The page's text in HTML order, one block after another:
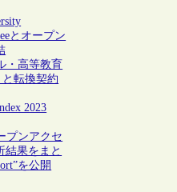
とオープン
・高等教育
転換契約
2023
プンアクセ
結果をまと
を公開